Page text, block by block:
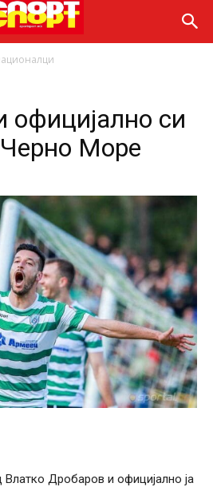
официјално си
Море
Дробаров и официјално ја